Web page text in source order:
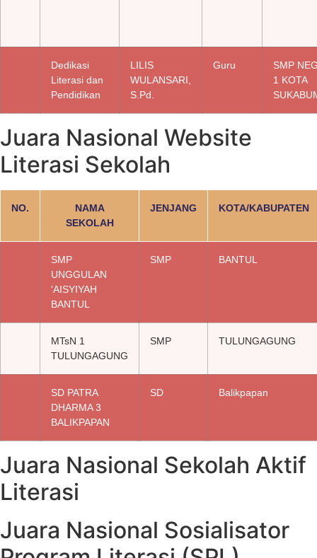
Dedikasi
Literasi dan
Pendidikan
LILIS
WULANSARI,
S.Pd.
Guru
SMP
1 KOTA
Juara Nasional Website
Literasi Sekolah
NO.
NAMA
SEKOLAH
JENJANG KOTA/KABUPATEN
SMP
UNGGULAN
'AISYIYAH
BANTUL
SMP BANTUL
MTsN 1
TULUNGAGUNG
SMP TULUNGAGUNG
SD PATRA
DHARMA 3
BALIKPAPAN
SD Balikpapan
Juara Nasional Sekolah Aktif
Literasi
Juara Nasional Sosialisator